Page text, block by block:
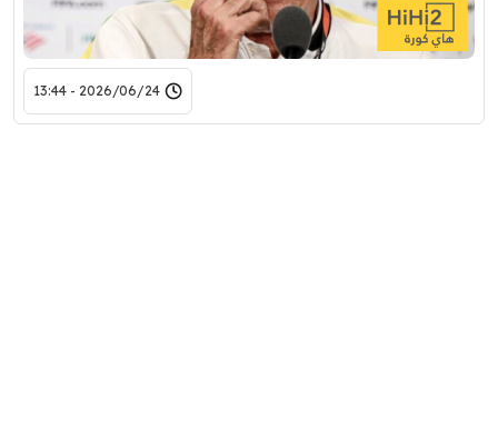
2026/06/24 - 13:44